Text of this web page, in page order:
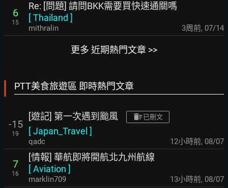
6
15
Re: [問題] 請問BKK需要買快速通關嗎
[Thailand ]
mithralin 3周前, 07/14
更多 近期熱門文章 >>
PTT美食旅遊區 即時熱門文章
-15
19
[遊記] 第一次遇到颱風 已刪文
[Japan_Travel ]
qadc 12小時前, 08/07
7
16
[情報] 華航即將開航北九州航線
[Aviation ]
marklin709 13小時前, 08/07